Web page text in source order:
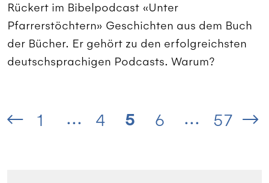
Rückert im Bibelpodcast «Unter
Pfarrerstöchtern» Geschichten aus dem Buch
der Bücher. Er gehört zu den erfolgreichsten
deutschsprachigen Podcasts. Warum?
1 ... 4 5 6 ... 57